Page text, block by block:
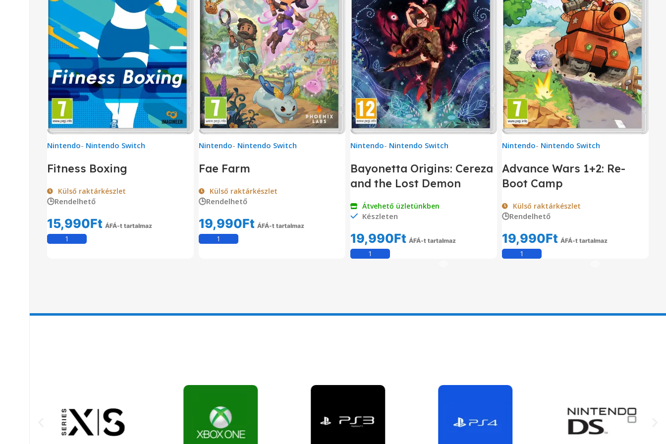
Nintendo- Nintendo Switch
Fitness Boxing
Külső raktárkészlet
🕒Rendelhető
15,990Ft ÁFÁ-t tartalmaz
Nintendo- Nintendo Switch
Fae Farm
Külső raktárkészlet
🕒Rendelhető
19,990Ft ÁFÁ-t tartalmaz
Nintendo- Nintendo Switch
Bayonetta Origins: Cereza
and the Lost Demon
Átvehető üzletünkben
Készleten
19,990Ft ÁFÁ-t tartalmaz
Nintendo- Nintendo Switch
Advance Wars 1+2: Re-
Boot Camp
Külső raktárkészlet
🕒Rendelhető
19,990Ft ÁFÁ-t tartalmaz